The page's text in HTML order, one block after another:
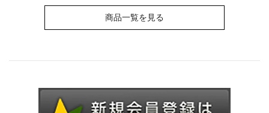
商品一覧を見る